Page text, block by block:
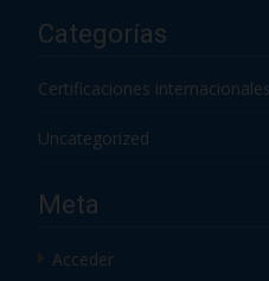
Categorías
Certificaciones internacionales
Uncategorized
Meta
Acceder